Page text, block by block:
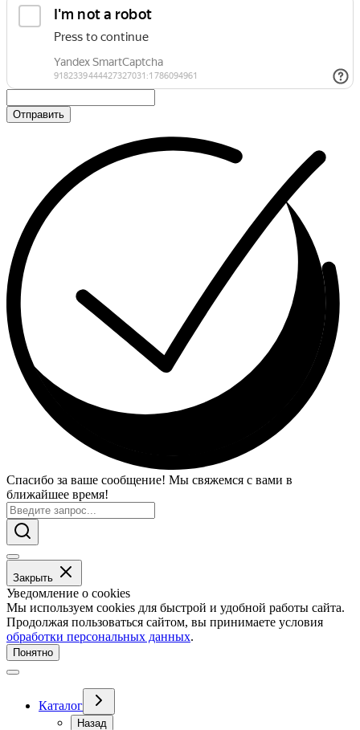
Отправить
Спасибо за ваше сообщение! Мы свяжемся с вами в
ближайшее время!
Закрыть
Уведомление о cookies
Мы используем cookies для быстрой и удобной работы сайта.
Продолжая пользоваться сайтом, вы принимаете условия
обработки персональных данных.
Понятно
Каталог
Назад